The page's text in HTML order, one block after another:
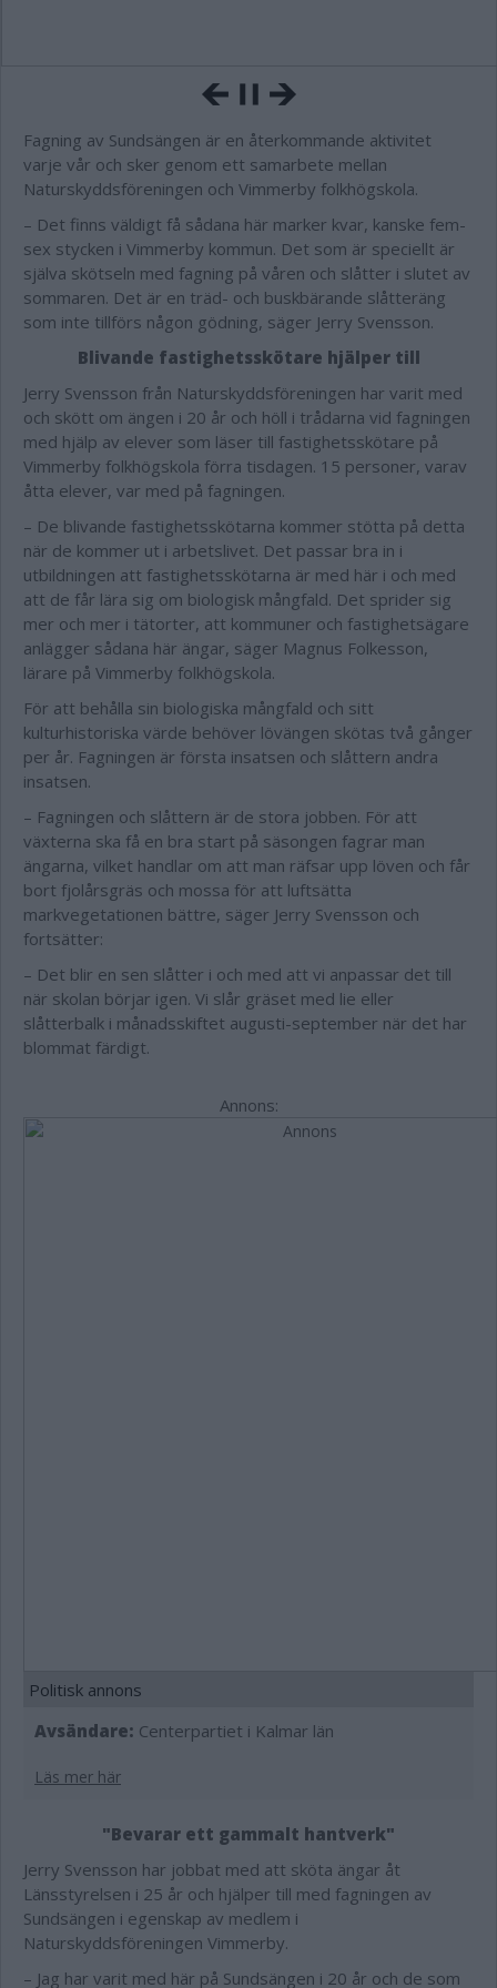
Fagning av Sundsängen är en återkommande aktivitet
varje vår och sker genom ett samarbete mellan
Naturskyddsföreningen och Vimmerby folkhögskola.
– Det finns väldigt få sådana här marker kvar, kanske fem-
sex stycken i Vimmerby kommun. Det som är speciellt är
själva skötseln med fagning på våren och slåtter i slutet av
sommaren. Det är en träd- och buskbärande slåtteräng
som inte tillförs någon gödning, säger Jerry Svensson.
Blivande fastighetsskötare hjälper till
Jerry Svensson från Naturskyddsföreningen har varit med
och skött om ängen i 20 år och höll i trådarna vid fagningen
med hjälp av elever som läser till fastighetsskötare på
Vimmerby folkhögskola förra tisdagen. 15 personer, varav
åtta elever, var med på fagningen.
– De blivande fastighetsskötarna kommer stötta på detta
när de kommer ut i arbetslivet. Det passar bra in i
utbildningen att fastighetsskötarna är med här i och med
att de får lära sig om biologisk mångfald. Det sprider sig
mer och mer i tätorter, att kommuner och fastighetsägare
anlägger sådana här ängar, säger Magnus Folkesson,
lärare på Vimmerby folkhögskola.
För att behålla sin biologiska mångfald och sitt
kulturhistoriska värde behöver lövängen skötas två gånger
per år. Fagningen är första insatsen och slåttern andra
insatsen.
– Fagningen och slåttern är de stora jobben. För att
växterna ska få en bra start på säsongen fagrar man
ängarna, vilket handlar om att man räfsar upp löven och får
bort fjolårsgräs och mossa för att luftsätta
markvegetationen bättre, säger Jerry Svensson och
fortsätter:
– Det blir en sen slåtter i och med att vi anpassar det till
när skolan börjar igen. Vi slår gräset med lie eller
slåtterbalk i månadsskiftet augusti-september när det har
blommat färdigt.
Annons:
Politisk annons
Avsändare: Centerpartiet i Kalmar län
Läs mer här
"Bevarar ett gammalt hantverk"
Jerry Svensson har jobbat med att sköta ängar åt
Länsstyrelsen i 25 år och hjälper till med fagningen av
Sundsängen i egenskap av medlem i
Naturskyddsföreningen Vimmerby.
– Jag har varit med här på Sundsängen i 20 år och de som